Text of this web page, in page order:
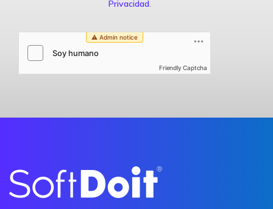
Privacidad.
Friendly Captcha